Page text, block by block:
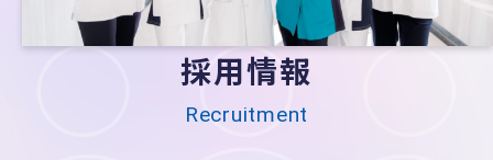
採用情報
Recruitment